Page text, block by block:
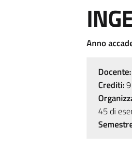
Anno
Docente:
Crediti:9
45 di